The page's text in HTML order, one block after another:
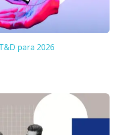
para 2026